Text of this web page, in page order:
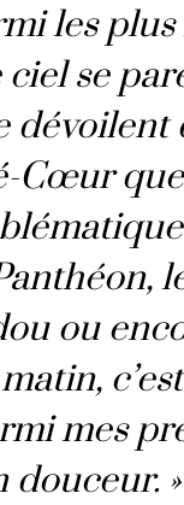
les
ciel se
Cœur
ou
mes
douceur. »